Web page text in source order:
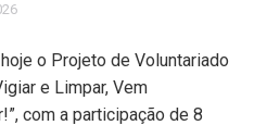
o Projeto de Voluntariado
e Limpar, Vem
com a participação de 8